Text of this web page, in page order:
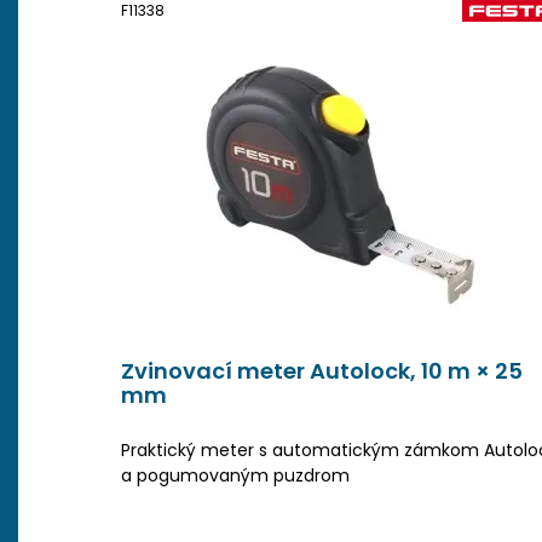
F11338
Zvinovací meter Autolock, 10 m × 25
mm
Praktický meter s automatickým zámkom
a pogumovaným puzdrom